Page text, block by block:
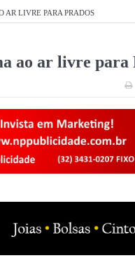
AR LIVRE PARA PRADOS
ao ar livre para